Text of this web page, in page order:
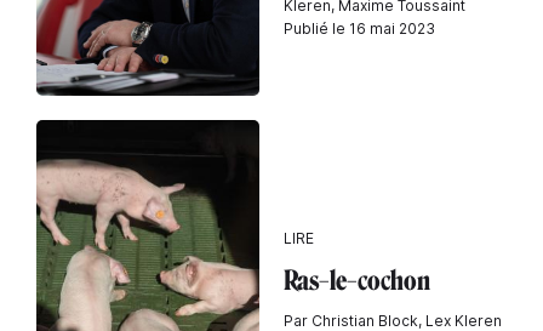
Kleren, Maxime Toussaint
Publié le 16 mai 2023
LIRE
Ras–le–cochon
Par Christian Block, Lex Kleren